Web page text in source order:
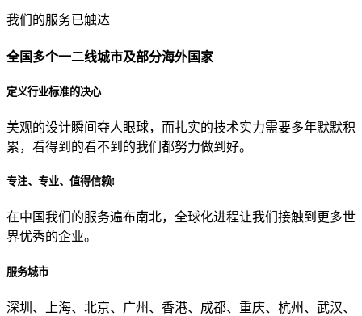
贵公司预算范围是？
贵公司的团队规模是？
目前主要的营销渠道是？
我们的服务已触达
全国多个一二线城市及部分海外国家
定义行业标准的决心
美观的设计瞬间夺人眼球，而扎实的技术实力需要多年默默积
累，看得到的看不到的我们都努力做到好。
专注、专业、值得信赖!
在中国我们的服务遍布南北，全球化进程让我们接触到更多世
界优秀的企业。
服务城市
深圳、上海、北京、广州、香港、成都、重庆、杭州、武汉、